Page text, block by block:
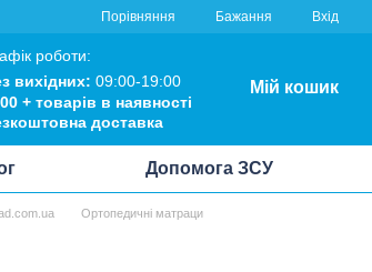
Порівняння Бажання Вхід
роботи:
вихідних: 09:00-19:00
+ товарів в наявності
доставка
Мій кошик
Допомога ЗСУ
Ортопедичні матраци